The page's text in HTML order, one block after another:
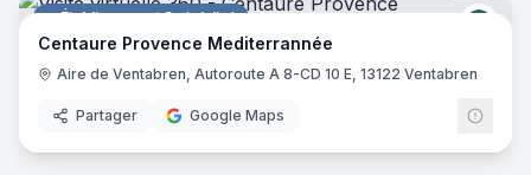
Établissement Spécialisé
Centaure Provence Mediterrannée
Aire de Ventabren, Autoroute A 8-CD 10 E, 13122 Ventabren
Partager Google Maps